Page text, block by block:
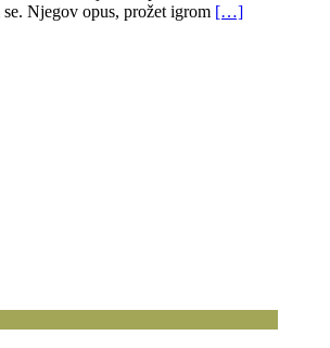
Njegov opus, prožet igrom […]